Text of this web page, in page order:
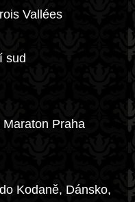
Vallées
sud
Praha
Kodaně, Dánsko,